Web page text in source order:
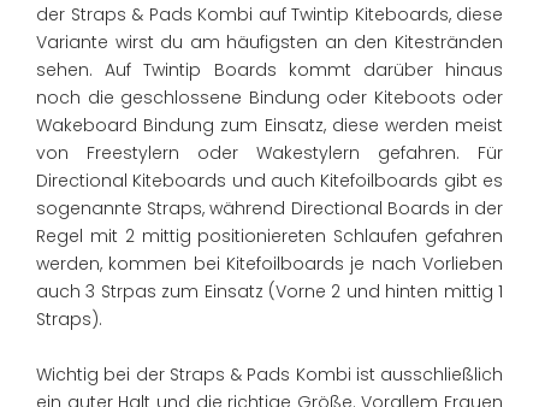
der Straps & Pads Kombi auf Twintip Kiteboards, diese
Variante wirst du am häufigsten an den Kitestränden
sehen. Auf Twintip Boards kommt darüber hinaus
noch die geschlossene Bindung oder Kiteboots oder
Wakeboard Bindung zum Einsatz, diese werden meist
von Freestylern oder Wakestylern gefahren. Für
Directional Kiteboards und auch Kitefoilboards gibt es
sogenannte Straps, während Directional Boards in der
Regel mit 2 mittig positioniereten Schlaufen gefahren
werden, kommen bei Kitefoilboards je nach Vorlieben
auch 3 Strpas zum Einsatz (Vorne 2 und hinten mittig 1
Straps).
Wichtig bei der Straps & Pads Kombi ist ausschließlich
ein guter Halt und die richtige Größe. Vorallem Frauen